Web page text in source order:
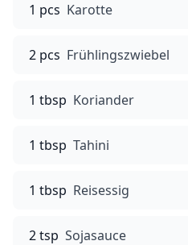
1 pcs Karotte
2 pcs Frühlingszwiebel
1 tbsp Koriander
1 tbsp Tahini
1 tbsp Reisessig
2 tsp Sojasauce